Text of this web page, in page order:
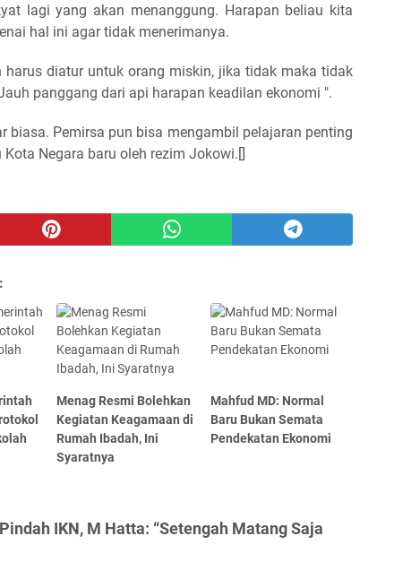
lagi yang akan menanggung. Harapan beliau kita
hal ini agar tidak menerimanya.
diatur untuk orang miskin, jika tidak maka tidak
panggang dari api harapan keadilan ekonomi ".
biasa. Pemirsa pun bisa mengambil pelajaran penting
Negara baru oleh rezim Jokowi.[]
Menag Resmi Bolehkan
Kegiatan Keagamaan di
Rumah Ibadah, Ini
Syaratnya
Mahfud MD: Normal
Baru Bukan Semata
Pendekatan Ekonomi
IKN, M Hatta: “Setengah Matang Saja